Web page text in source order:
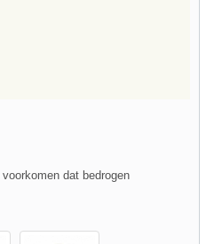
dat bedrogen